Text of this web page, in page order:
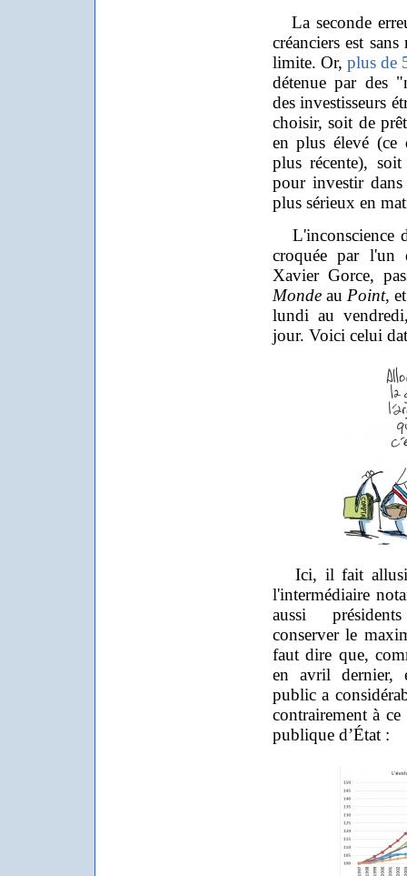
La seconde
créanciers est
limite. Or, plus de
détenue par des
des investisseurs
choisir, soit de
en plus élevé (ce
plus récente),
pour investir
plus sérieux en
L'inconscience
croquée par l'un
Xavier Gorce,
Mondeau Point,
lundi au
jour. Voici celui
Ici, il fait
l'intermédiaire
aussi
conserver le
faut dire que,
en avril dernier,
public a
contrairement à
publique d’État :